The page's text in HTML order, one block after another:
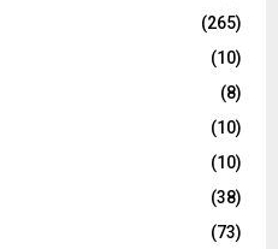
(265)
(10)
(8)
(10)
(10)
(38)
(73)